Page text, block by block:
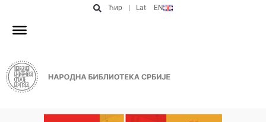
Ћир Lat EN